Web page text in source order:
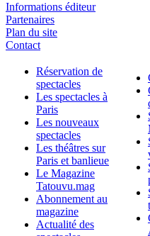
Informations éditeur
Partenaires
Plan du site
Contact
Réservation de
spectacles
Les spectacles à
Paris
Les nouveaux
spectacles
Les théâtres sur
Paris et banlieue
Le Magazine
Tatouvu.mag
Abonnement au
magazine
Actualité des